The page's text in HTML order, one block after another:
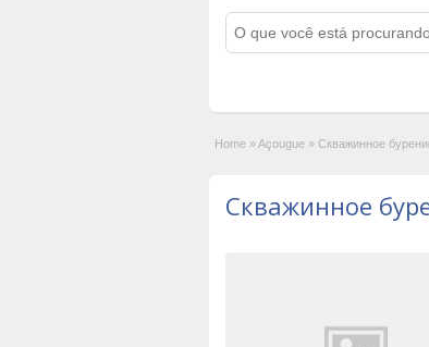
Home »Açougue » Скважинное
Скважинное